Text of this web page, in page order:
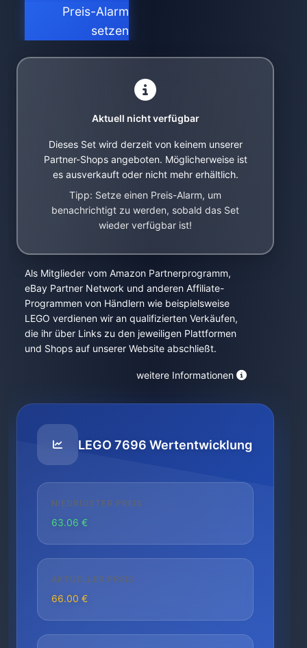
Preis-Alarm
setzen
Aktuell nicht verfügbar
Dieses Set wird derzeit von keinem unserer
Partner-Shops angeboten. Möglicherweise ist
es ausverkauft oder nicht mehr erhältlich.
Tipp: Setze einen Preis-Alarm, um
benachrichtigt zu werden, sobald das Set
wieder verfügbar ist!
Als Mitglieder vom Amazon Partnerprogramm,
eBay Partner Network und anderen Affiliate-
Programmen von Händlern wie beispielsweise
LEGO verdienen wir an qualifizierten Verkäufen,
die ihr über Links zu den jeweiligen Plattformen
und Shops auf unserer Website abschließt.
weitere Informationen
LEGO 7696 Wertentwicklung
NIEDRIGSTER PREIS
63.06 €
AKTUELLER PREIS
66.00 €